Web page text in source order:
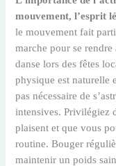
mouvement, l’esprit
le mouvement fait
marche pour se
danse lors des fêtes
physique est naturelle
pas nécessaire de
intensives. Privilégiez
plaisent et que vous
routine. Bouger
maintenir un poids